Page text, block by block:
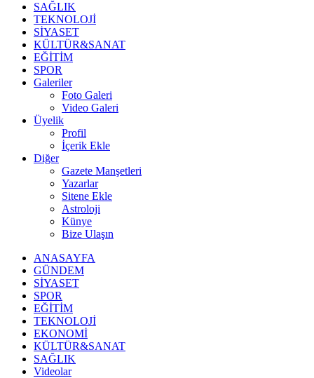
SAĞLIK
TEKNOLOJİ
SİYASET
KÜLTÜR&SANAT
EĞİTİM
SPOR
Galeriler
Foto Galeri
Video Galeri
Üyelik
Profil
İçerik Ekle
Diğer
Gazete Manşetleri
Yazarlar
Sitene Ekle
Astroloji
Künye
Bize Ulaşın
ANASAYFA
GÜNDEM
SİYASET
SPOR
EĞİTİM
TEKNOLOJİ
EKONOMİ
KÜLTÜR&SANAT
SAĞLIK
Videolar